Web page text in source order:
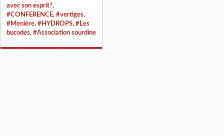
avec son esprit?,
#CONFERENCE, #vertiges,
#Menière, #HYDROPS, #Les
bucodes, #Association sourdine